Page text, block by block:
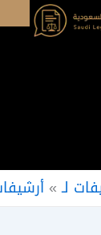
لـ»